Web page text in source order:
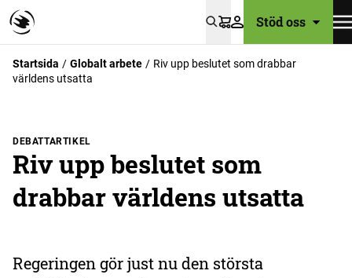
VarukorgStöd oss
Startsida Globalt arbete
Riv upp beslutet som drabbar
världens utsatta
DEBATTARTIKEL
Riv upp beslutet som
drabbar världens utsatta
Regeringen gör just nu den största